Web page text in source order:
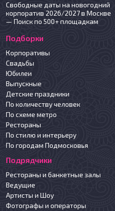
Свободные даты на новогодний
корпоратив 2026/2027 в Москве
— Поиск по 500+ площадкам
Подборки
Корпоративы
Свадьбы
Юбилеи
Выпускные
Детские праздники
По количеству человек
По схеме метро
Рестораны
По стилю и интерьеру
По городам Подмосковья
Подрядчики
Рестораны и банкетные залы
Ведущие
Артисты и Шоу
Фотографы и операторы